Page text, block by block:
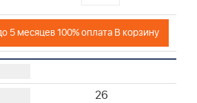
5 месяцев 100% оплата В корзину
26